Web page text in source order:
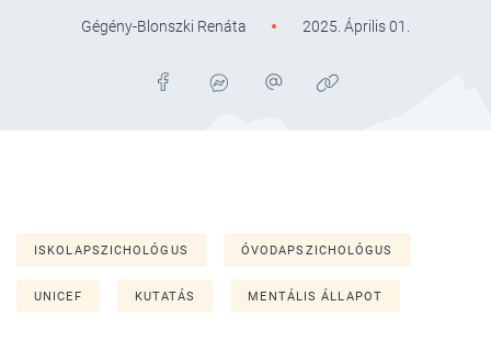
Gégény-Blonszki Renáta 2025. Április 01.
ISKOLAPSZICHOLÓGUS ÓVODAPSZICHOLÓGUS
UNICEF KUTATÁS MENTÁLIS ÁLLAPOT